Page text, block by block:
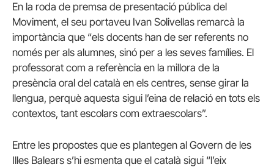
En la roda de premsa de presentació pública del
Moviment, el seu portaveu Ivan Solivellas remarcà la
importància que “els docents han de ser referents no
només per als alumnes, sinó per a les seves famílies. El
professorat com a referència en la millora de la
presència oral del català en els centres, sense girar la
llengua, perquè aquesta sigui l’eina de relació en tots els
contextos, tant escolars com extraescolars”.
Entre les propostes que es plantegen al Govern de les
Illes Balears s’hi esmenta que el català sigui “l’eix